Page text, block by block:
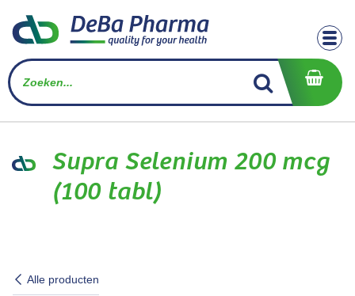
Alle producten
Supra Selenium 200 mcg
(100 tabl)